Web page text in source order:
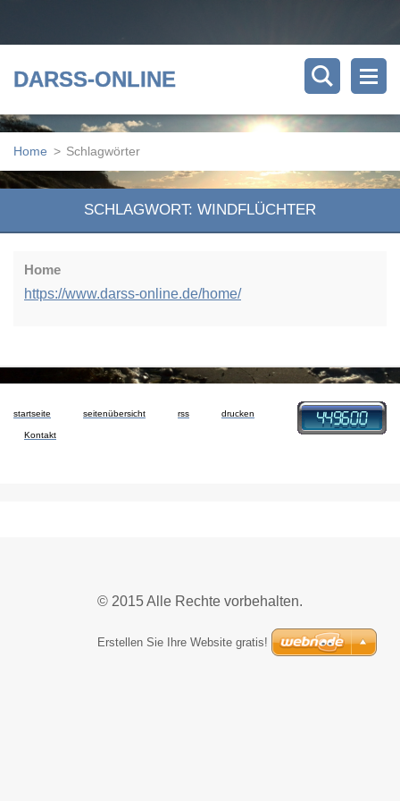
DARSS-ONLINE
Home > Schlagwörter
SCHLAGWORT: WINDFLÜCHTER
Home
https://www.darss-online.de/home/
startseite seitenübersicht rss drucken
Kontakt
© 2015 Alle Rechte vorbehalten.
Erstellen Sie Ihre Website gratis!